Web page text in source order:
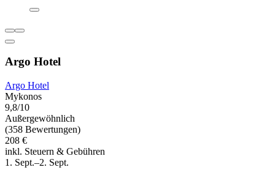
Argo Hotel
Argo Hotel
Mykonos
9,8/10
Außergewöhnlich
(358 Bewertungen)
208 €
inkl. Steuern & Gebühren
1. Sept.–2. Sept.